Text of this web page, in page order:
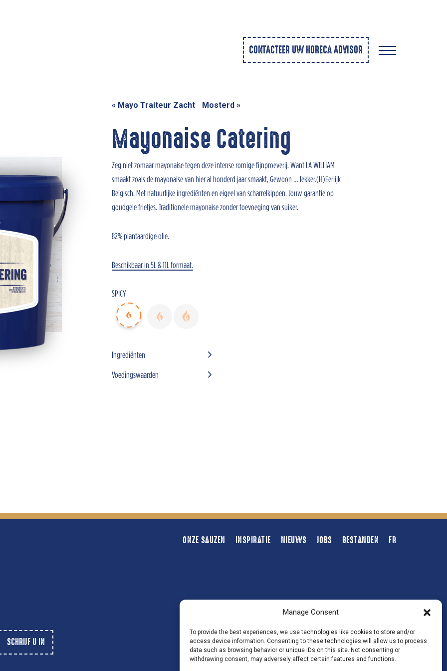
Manage Consent
To provide the best experiences, we use technologies like cookies to store and/or
access device information. Consenting to these technologies will allow us to process
data such as browsing behavior or unique IDs on this site. Not consenting or
withdrawing consent, may adversely affect certain features and functions.
CONTACTEER UW HORECA ADVISOR
« Mayo Traiteur Zacht Mosterd »
Mayonaise Catering
Zeg niet zomaar mayonaise tegen deze intense romige fijnproeverij. Want LA WILLIAM
smaakt zoals de mayonaise van hier al honderd jaar smaakt, Gewoon … lekker.(H)Eerlijk
Belgisch. Met natuurlijke ingrediënten en eigeel van scharrelkippen. Jouw garantie op
goudgele frietjes. Traditionele mayonaise zonder toevoeging van suiker.
82% plantaardige olie.
Beschikbaar in 5L & 11L formaat.
SPICY
Ingrediënten
Voedingswaarden
ONZE SAUZEN INSPIRATIE NIEUWS JOBS BESTANDEN FR